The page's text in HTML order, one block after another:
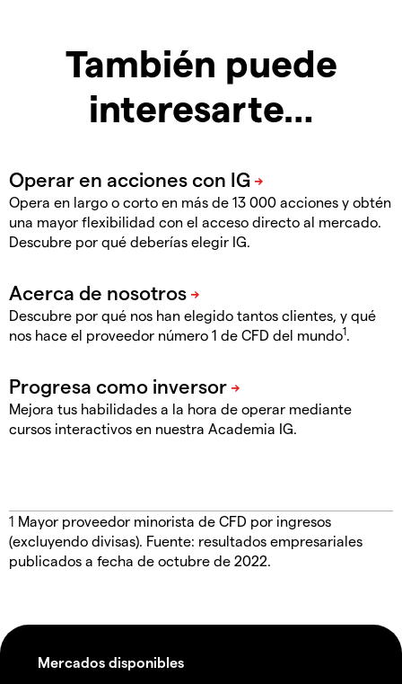
También puede
interesarte…
Opera en largo o corto en más de 13 000 acciones y obtén
una mayor flexibilidad con el acceso directo al mercado.
Descubre por qué deberías elegir IG.
Descubre por qué nos han elegido tantos clientes, y qué
nos hace el proveedor número 1 de CFD del mundo1.
Mejora tus habilidades a la hora de operar mediante
cursos interactivos en nuestra Academia IG.
1 Mayor proveedor minorista de CFD por ingresos
(excluyendo divisas). Fuente: resultados empresariales
publicados a fecha de octubre de 2022.
Mercados disponibles